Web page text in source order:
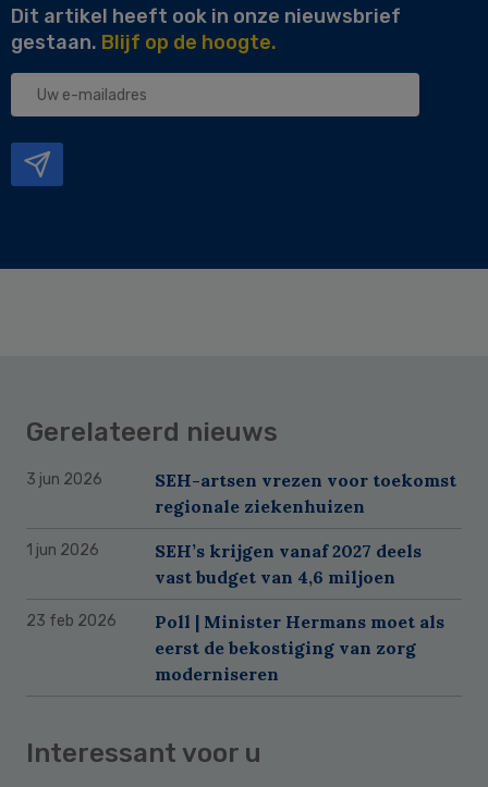
Dit artikel heeft ook in onze nieuwsbrief
gestaan. Blijf op de hoogte.
Uw
Gerelateerd nieuws
3 jun 2026
SEH-artsen vrezen voor toekomst
regionale ziekenhuizen
1 jun 2026
SEH’s krijgen vanaf 2027 deels
vast budget van 4,6 miljoen
23 feb 2026
Poll | Minister Hermans moet als
eerst de bekostiging van zorg
moderniseren
Interessant voor u